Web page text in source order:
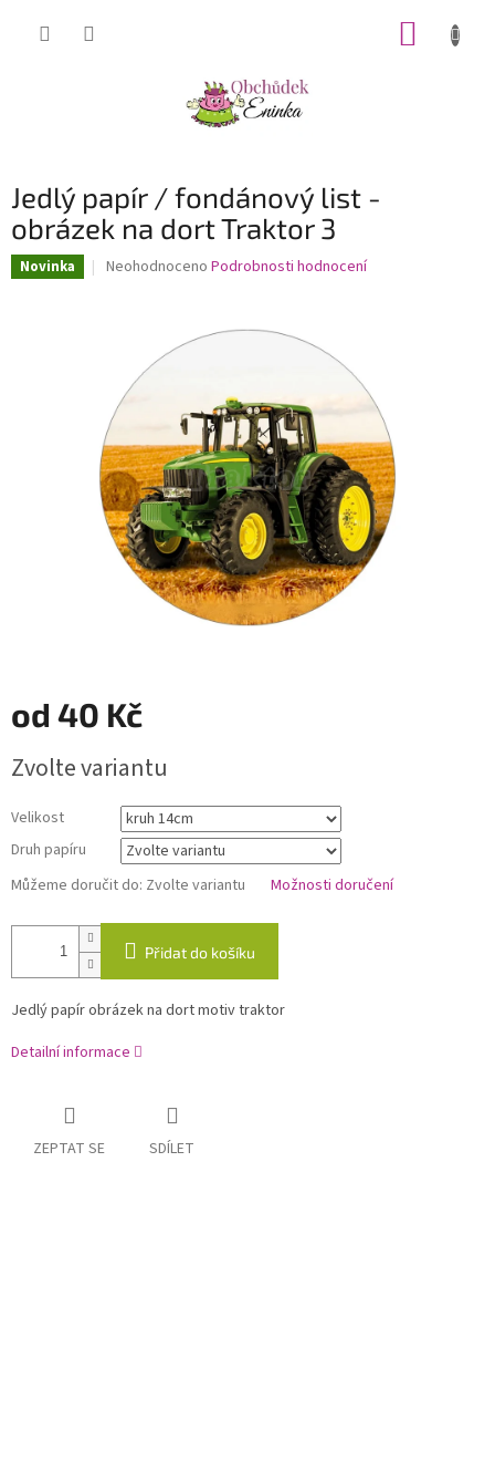
Jedlý papír / fondánový list -
obrázek na dort Traktor 3
Novinka
Průměrné
hvězdiček.
Neohodnoceno Podrobnosti hodnocení
od 40 Kč
cena:
Zvolte variantu
Velikost
Druh papíru
Můžeme doručit do: Zvolte variantu Možnosti doručení
Přidat do košíku
Jedlý papír obrázek na dort motiv traktor
Detailní informace
ZEPTAT SE SDÍLET